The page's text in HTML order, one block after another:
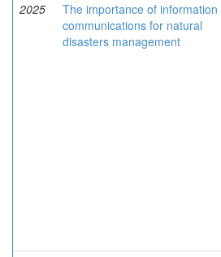
2025
The importance of information
communications for natural
disasters management